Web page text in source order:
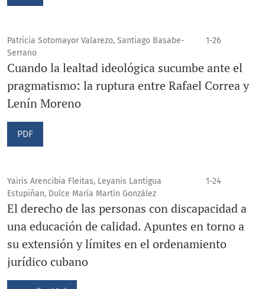
Patricia Sotomayor Valarezo, Santiago Basabe-
Serrano
1-26
Cuando la lealtad ideológica sucumbe ante el
pragmatismo: la ruptura entre Rafael Correa y
Lenín Moreno
PDF
Yairis Arencibia Fleitas, Leyanis Lantigua
Estupiñan, Dulce María Martín González
1-24
El derecho de las personas con discapacidad a
una educación de calidad. Apuntes en torno a
su extensión y límites en el ordenamiento
jurídico cubano